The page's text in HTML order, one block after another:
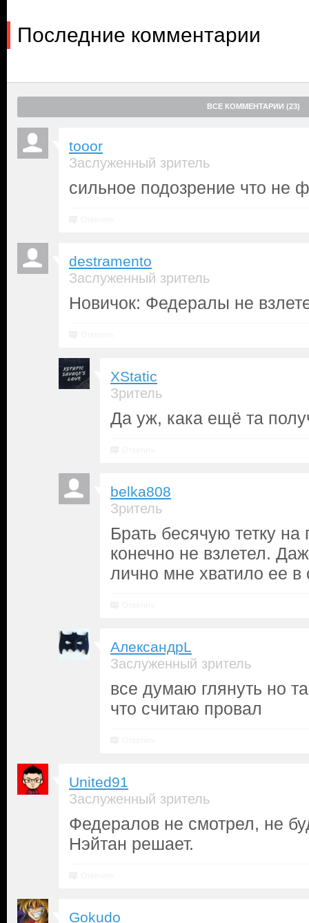
Последние комментарии
ВСЕ КОММЕНТАРИИ (23)
tooor
Заслуженный зритель
сильное подозрение что не
destramento
Заслуженный зритель
Новичок: Федералы не
XStatic
Зритель
Да уж, кака ещё та
belka808
Зритель
Брать бесячую тетку на
конечно не взлетел.
лично мне хватило ее в
АлександрL
Заслуженный зритель
все думаю глянуть но
что считаю провал
United91
Заслуженный зритель
Федералов не смотрел, не
Нэйтан решает.
Gokudo